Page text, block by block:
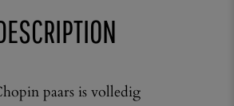
paars is volledig